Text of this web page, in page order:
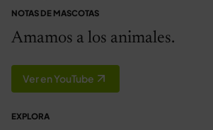
NOTAS DE MASCOTAS
Amamos a los animales.
Ver en YouTube
EXPLORA